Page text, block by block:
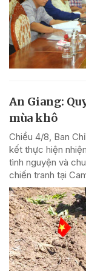
An Giang:
mùa khô
Chiều 4/8, Ban
kết thực hiện
tình nguyện và
chiến tranh tại